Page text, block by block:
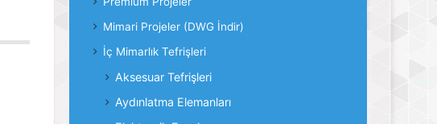
Mimari Projeler (DWG İndir)
İç Mimarlık Tefrişleri
Aksesuar Tefrişleri
Aydınlatma Elemanları